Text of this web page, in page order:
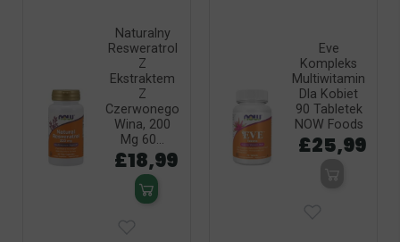
Naturalny
Resweratrol
Z
Ekstraktem
Z
Czerwonego
Wina, 200
Mg 60...
£18,99
Eve
Kompleks
Multiwitamin
Dla Kobiet
90 Tabletek
NOW Foods
£25,99